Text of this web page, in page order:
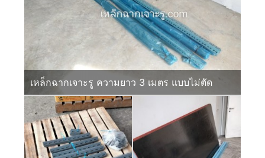
เหล็กฉากเจาะรู ความยาว 3 เมตร แบบไม่ตัด